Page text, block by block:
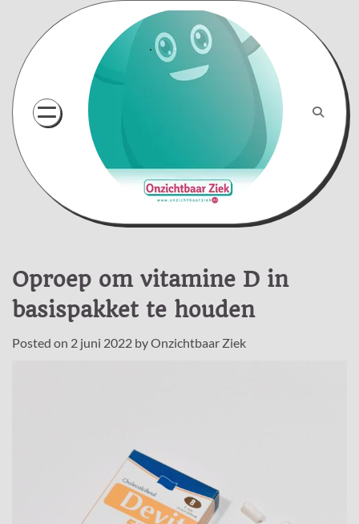
content
Oproep om vitamine D in
basispakket te houden
Posted on 2 juni 2022 byOnzichtbaar Ziek